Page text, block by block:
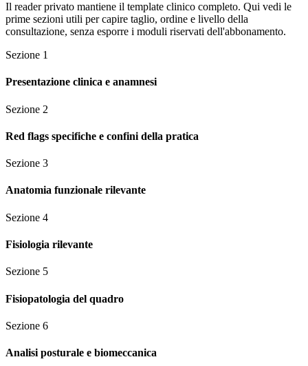
Il reader privato mantiene il template clinico completo. Qui vedi le
prime sezioni utili per capire taglio, ordine e livello della
consultazione, senza esporre i moduli riservati dell'abbonamento.
Sezione 1
Presentazione clinica e anamnesi
Sezione 2
Red flags specifiche e confini della pratica
Sezione 3
Anatomia funzionale rilevante
Sezione 4
Fisiologia rilevante
Sezione 5
Fisiopatologia del quadro
Sezione 6
Analisi posturale e biomeccanica